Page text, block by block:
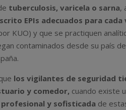
tuberculosis, varicela o sarna,
EPIs adecuados para
KUO) y que se practiquen
contaminados desde su país
los vigilantes de seguridad
y comedor, cuando existe
y sofisticada de